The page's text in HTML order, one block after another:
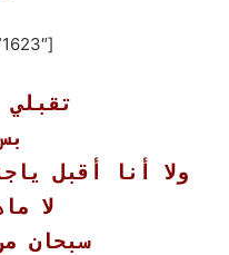
[the_ad id=”1623″]
تقبلي
ولا أنا أقبل
لا
سبحان